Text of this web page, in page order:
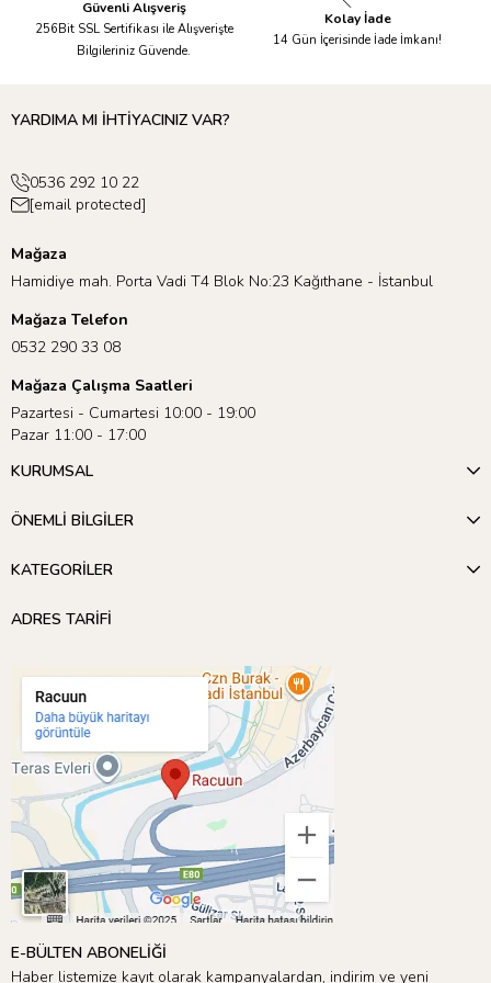
Güvenli Alışveriş
256Bit SSL Sertifikası ile Alışverişte
Bilgileriniz Güvende.
Kolay İade
14 Gün İçerisinde İade İmkanı!
YARDIMA MI İHTİYACINIZ VAR?
0536 292 10 22
[email protected]
Mağaza
Hamidiye mah. Porta Vadi T4 Blok No:23 Kağıthane - İstanbul
Mağaza Telefon
0532 290 33 08
Mağaza Çalışma Saatleri
Pazartesi - Cumartesi 10:00 - 19:00
Pazar 11:00 - 17:00
KURUMSAL
ÖNEMLİ BİLGİLER
KATEGORİLER
ADRES TARİFİ
E-BÜLTEN ABONELİĞİ
Haber listemize kayıt olarak kampanyalardan, indirim ve yeni